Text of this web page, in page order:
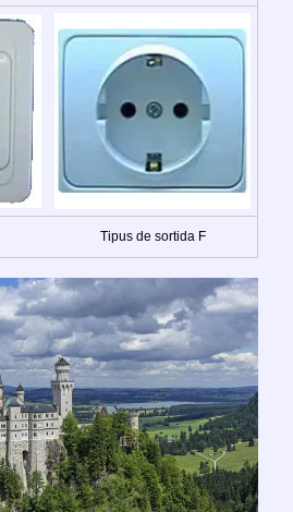
Tipus de sortida F